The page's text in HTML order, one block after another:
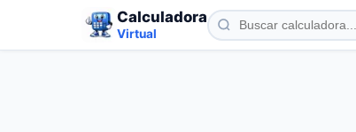
Calculadora
Virtual